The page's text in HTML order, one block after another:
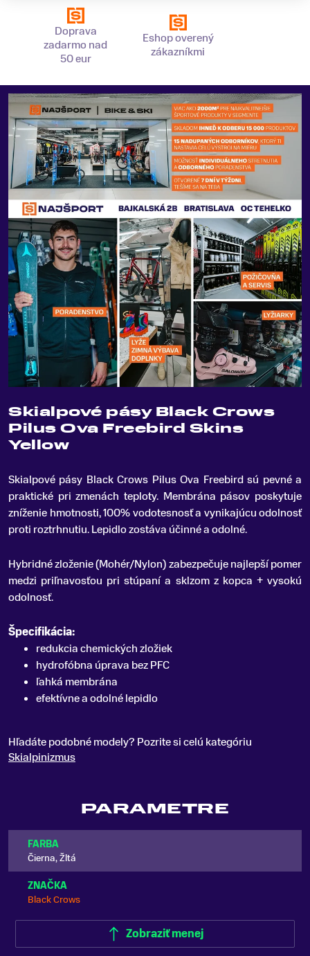
Doprava
zadarmo nad
50 eur
Eshop overený
zákazníkmi
Skialpové pásy Black Crows
Pilus Ova Freebird Skins
Yellow
Skialpové pásy Black Crows Pilus Ova Freebird sú pevné a
praktické pri zmenách teploty. Membrána pásov poskytuje
zníženie hmotnosti, 100% vodotesnosť a vynikajúcu odolnosť
proti roztrhnutiu. Lepidlo zostáva účinné a odolné.
Hybridné zloženie (Mohér/Nylon) zabezpečuje najlepší pomer
medzi priľnavosťou pri stúpaní a sklzom z kopca + vysokú
odolnosť.
Špecifikácia:
redukcia chemických zložiek
hydrofóbna úprava bez PFC
ľahká membrána
efektívne a odolné lepidlo
Hľadáte podobné modely? Pozrite si celú kategóriu
Skialpinizmus
PARAMETRE
FARBA
Čierna, Žltá
ZNAČKA
Black Crows
Zobraziť menej